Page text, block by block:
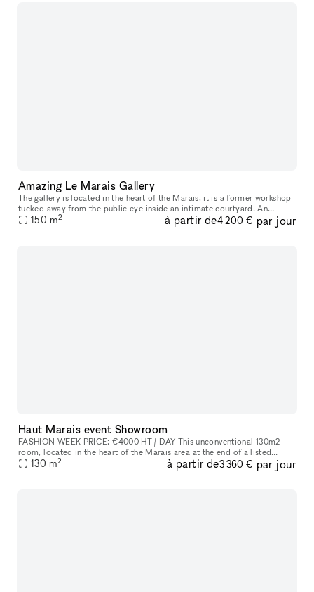
Amazing Le Marais Gallery
The gallery is located in the heart of the Marais, it is a former workshop
tucked away from the public eye inside an intimate courtyard. An
atypical gallery that has known different historical perio
150 m2 à partir de4 200 € par jour
Haut Marais event Showroom
FASHION WEEK PRICE: €4000 HT / DAY This unconventional 130m2
room​,​ located in the heart of the Marais area at the end of a listed
courtyard​,​ is an outstanding site because to its stunning glass r
130 m2 à partir de3 360 € par jour